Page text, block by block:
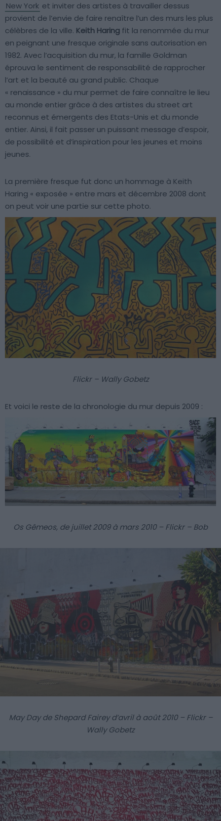
New York et inviter des artistes à travailler dessus
provient de l’envie de faire renaître l’un des murs les plus
célèbres de la ville. Keith Haring fit la renommée du mur
en peignant une fresque originale sans autorisation en
1982. Avec l’acquisition du mur, la famille Goldman
éprouva le sentiment de responsabilité de rapprocher
l’art et la beauté au grand public. Chaque
« renaissance » du mur permet de faire connaître le lieu
au monde entier grâce à des artistes du street art
reconnus et émergents des Etats-Unis et du monde
entier. Ainsi, il fait passer un puissant message d’espoir,
de possibilité et d’inspiration pour les jeunes et moins
jeunes.
La première fresque fut donc un hommage à Keith
Haring « exposée » entre mars et décembre 2008 dont
on peut voir une partie sur cette photo.
Flickr – Wally Gobetz
Et voici le reste de la chronologie du mur depuis 2009 :
Os Gêmeos, de juillet 2009 à mars 2010 – Flickr – Bob
May Day de Shepard Fairey d’avril à août 2010 – Flickr –
Wally Gobetz